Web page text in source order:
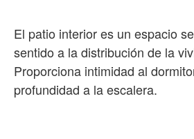
El patio interior es un espacio
sentido a la distribución de la
Proporciona intimidad al
profundidad a la escalera.